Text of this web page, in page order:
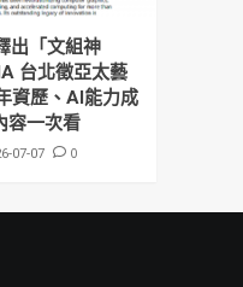
出「文組神
台北徵亞太藝
資歷、AI能力成
容一次看
07-07 0